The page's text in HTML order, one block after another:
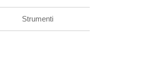
Strumenti